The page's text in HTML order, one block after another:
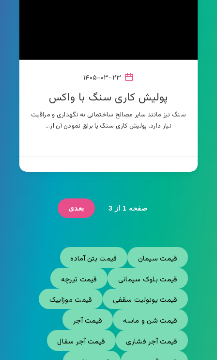
پولیش کاری سنگ با واکس
سنگ نیز مانند سایر مصالح ساختمانی به نگهداری و مراقبت
نیاز دارد. پولیش کاری سنگ یا براق نمودن آن از…
صفحه 1 از 3 بعدی
قیمت سیمان
قیمت بتن آماده
قیمت بلوک سیمانی
قیمت تیرچه
قیمت یونولیت سقفی
قیمت موزاییک
قیمت شن و ماسه
قیمت آجر
قیمت آجر فشاری
قیمت آجر سفال